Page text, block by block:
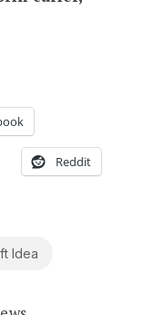
Reddit
Idea